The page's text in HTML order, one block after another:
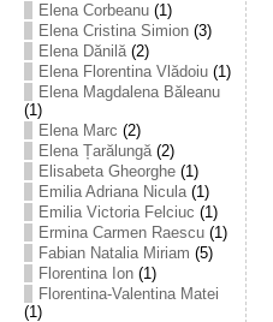
Elena Corbeanu(1)
Elena Cristina Simion(3)
Elena Dănilă(2)
Elena Florentina Vlădoiu(1)
Elena Magdalena Băleanu
(1)
Elena Marc (2)
Elena Țarălungă(2)
Elisabeta Gheorghe(1)
Emilia Adriana Nicula(1)
Emilia Victoria Felciuc (1)
Ermina Carmen Raescu(1)
Fabian Natalia Miriam (5)
Florentina Ion(1)
Florentina-Valentina Matei
(1)